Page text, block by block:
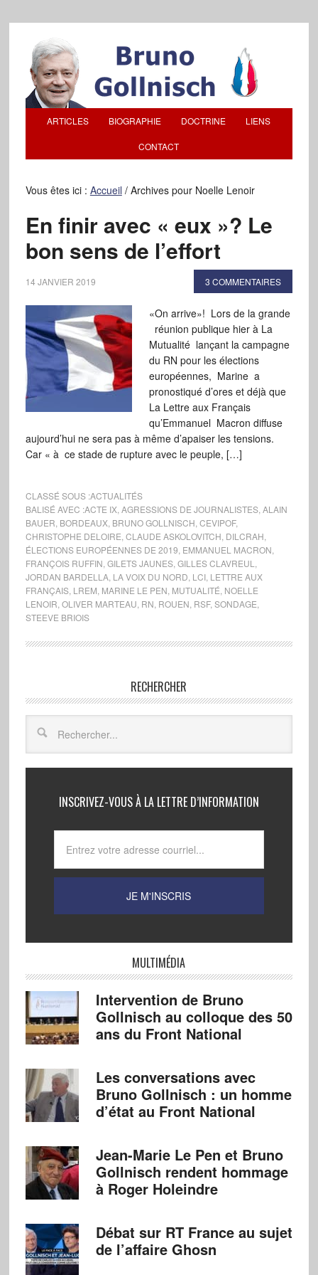
ARTICLES BIOGRAPHIE DOCTRINE LIENS
CONTACT
Vous êtes ici : Accueil /Archives pour Noelle Lenoir
En finir avec « eux »? Le
bon sens de l’effort
14 JANVIER 2019 3 COMMENTAIRES
«On arrive»! Lors de la grande
réunion publique hier à La
Mutualité lançant la campagne
du RN pour les élections
européennes, Marine a
pronostiqué d’ores et déjà que
La Lettre aux Français
qu’Emmanuel Macron diffuse
aujourd’hui ne sera pas à même d’apaiser les tensions.
Car « à ce stade de rupture avec le peuple, […]
CLASSÉ SOUS :ACTUALITÉS
BALISÉ AVEC :ACTE IX, AGRESSIONS DE JOURNALISTES, ALAIN
BAUER BORDEAUX, BRUNO GOLLNISCH CEVIPOF,
CHRISTOPHE DELOIRE CLAUDE ASKOLOVITCH DILCRAH
ÉLECTIONS EUROPÉENNES DE 2019 EMMANUEL MACRON
FRANÇOIS RUFFIN GILETS JAUNES, GILLES CLAVREUL
JORDAN BARDELLA, LA VOIX DU NORD LCI, LETTRE AUX
FRANÇAIS, LREM MARINE LE PEN MUTUALITÉ NOELLE
LENOIR OLIVER MARTEAU RN ROUEN RSF, SONDAGE
STEEVE BRIOIS
RECHERCHER
INSCRIVEZ-VOUS À LA LETTRE D’INFORMATION
MULTIMÉDIA
Intervention de Bruno
Gollnisch au colloque des 50
ans du Front National
Les conversations avec
Bruno Gollnisch : un homme
d’état au Front National
Jean-Marie Le Pen et Bruno
Gollnisch rendent hommage
à Roger Holeindre
Débat sur RT France au sujet
de l’affaire Ghosn